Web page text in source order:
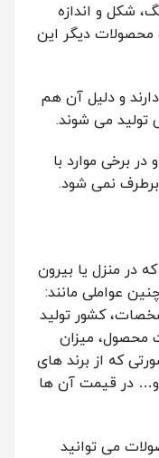
شکل و اندازه
محصولات دیگر این
و دلیل آن هم
می شوند.
برخی موارد با
نمی شود.
در منزل یا بیرون
عواملی مانند:
کشور تولید
محصول، میزان
که از برند های
در قیمت آن ها
می توانید